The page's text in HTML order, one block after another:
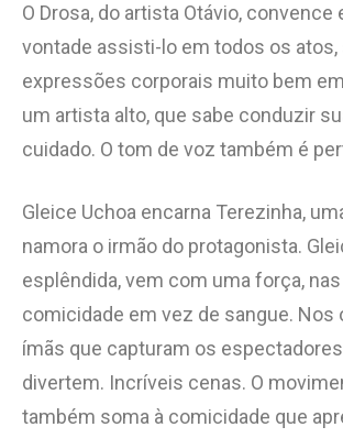
O Drosa, do artista Otávio, convence
vontade assisti-lo em todos os atos,
expressões corporais muito bem
um artista alto, que sabe conduzir
cuidado. O tom de voz também é
Gleice Uchoa encarna Terezinha,
namora o irmão do protagonista.
esplêndida, vem com uma força,
comicidade em vez de sangue. Nos
ímãs que capturam os
divertem. Incríveis cenas. O
também soma à comicidade que